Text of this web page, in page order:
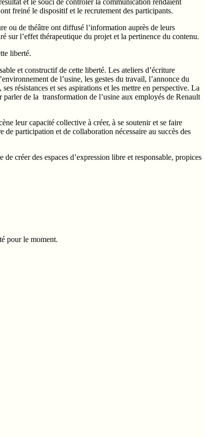
et le souci de contrôler la communication rendaient
freiné le dispositif et le recrutement des participants.
ou de théâtre ont diffusé l’information auprès de leurs
sur l’effet thérapeutique du projet et la pertinence du contenu.
liberté.
et constructif de cette liberté. Les ateliers d’écriture
de l’usine, les gestes du travail, l’annonce du
résistances et ses aspirations et les mettre en perspective. La
de la transformation de l’usine aux employés de Renault
leur capacité collective à créer, à se soutenir et se faire
participation et de collaboration nécessaire au succès des
créer des espaces d’expression libre et responsable, propices
pour le moment.